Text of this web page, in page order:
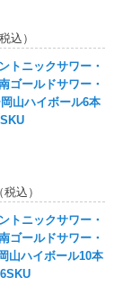
込）
トニックサワー・
ゴールドサワー・
山ハイボール6本
込）
トニックサワー・
ゴールドサワー・
山ハイボール10本